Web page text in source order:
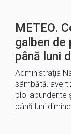
METEO.
galben
până luni
Administraţia
sâmbătă,
ploi abundente
până luni